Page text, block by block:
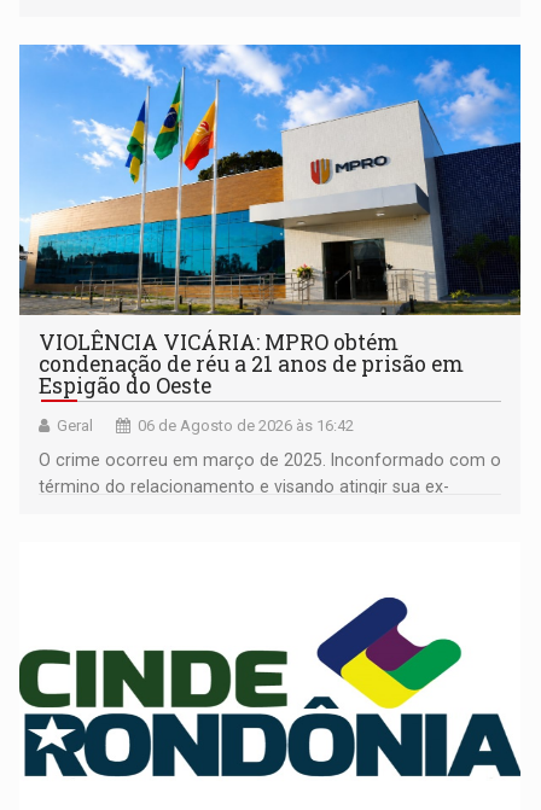
comunidade
VIOLÊNCIA VICÁRIA: MPRO obtém
condenação de réu a 21 anos de prisão em
Espigão do Oeste
Geral 06 de Agosto de 2026 às 16:42
O crime ocorreu em março de 2025. Inconformado com o
término do relacionamento e visando atingir sua ex-